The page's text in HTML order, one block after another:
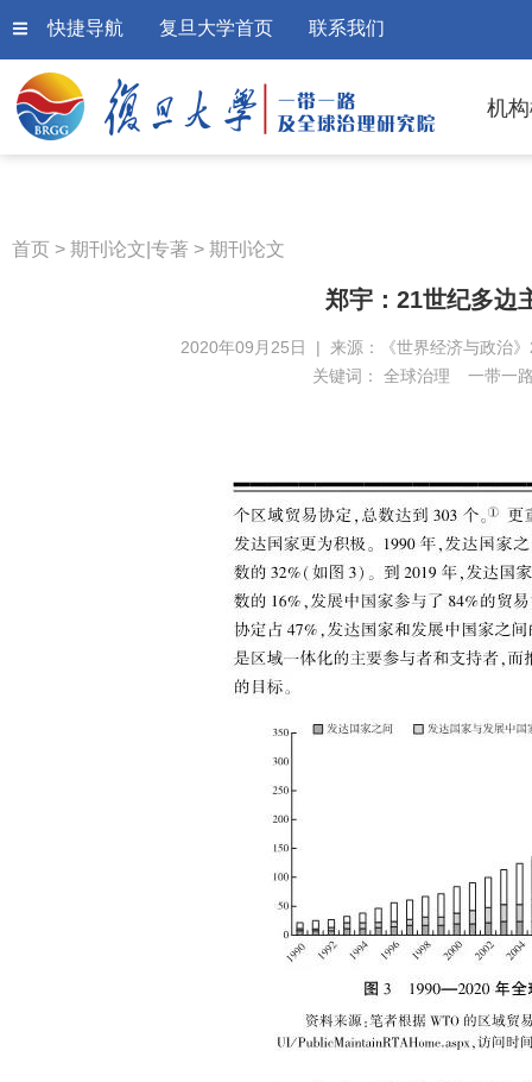
快捷导航 复旦大学首页 联系我们
机
首页 > 期刊论文|专著 > 期刊论文
郑宇：21世纪多边
2020年09月25日 | 来源：《世界经济与政治
关键词： 全球治理 一带一